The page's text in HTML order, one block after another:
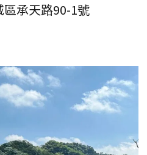
承天路90-1號